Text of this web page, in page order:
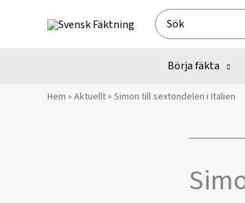
Search
for:
Börja fäkta
Hem » Aktuellt» Simon till sextondelen i Italien